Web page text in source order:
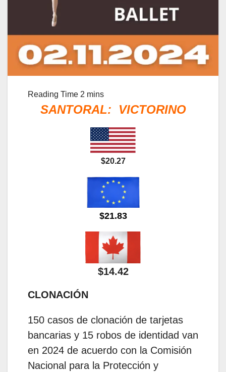
SANTORAL: VICTORINO
$20.27
$21.83
$14.42
CLONACIÓN
150 casos de clonación de tarjetas
bancarias y 15 robos de identidad van
en 2024 de acuerdo con la Comisión
Nacional para la Protección y